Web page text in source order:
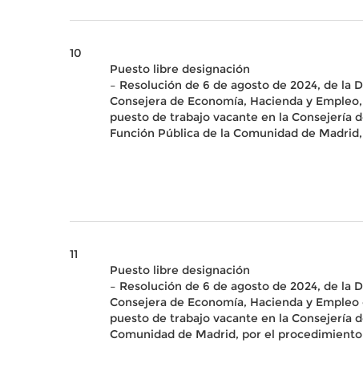
10
Puesto libre designación
– Resolución de 6 de agosto de 2024, de la
Consejera de Economía, Hacienda y
puesto de trabajo vacante en la Consejería
Función Pública de la Comunidad de
11
Puesto libre designación
– Resolución de 6 de agosto de 2024, de la
Consejera de Economía, Hacienda y Empleo
puesto de trabajo vacante en la Consejería
Comunidad de Madrid, por el